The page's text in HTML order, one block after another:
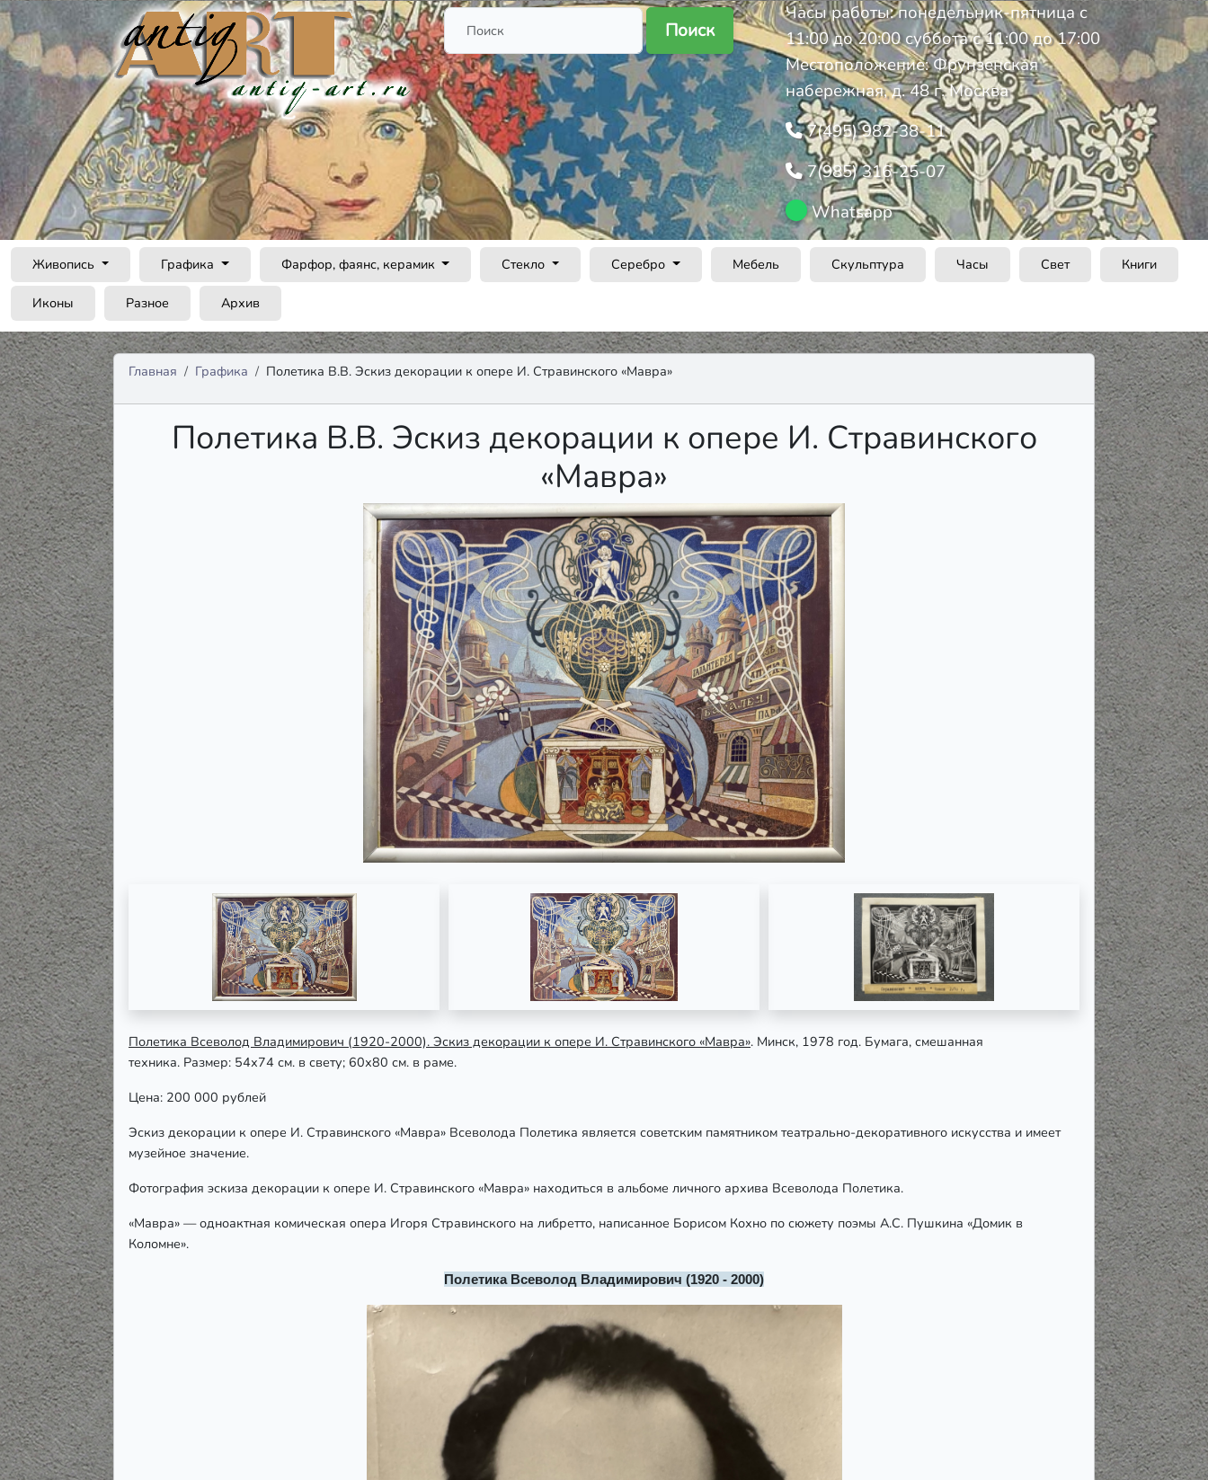
Поиск
Часы работы: понедельник-пятница с
11:00 до 20:00 суббота с 11:00 до 17:00
Местоположение: Фрунзенская
набережная, д. 48 г. Москва
7(495) 982-38-11
7(985) 316-25-07
Whatsapp
Живопись Графика Фарфор, фаянс, керамик Стекло Серебро Мебель Скульптура Часы Свет Книги
Иконы Разное Архив
Главная Графика Полетика В.В. Эскиз декорации к опере И. Стравинского «Мавра»
Полетика В.В. Эскиз декорации к опере И. Стравинского
«Мавра»
Полетика Всеволод Владимирович (1920-2000). Эскиз декорации к опере И. Стравинского «Мавра». Минск, 1978 год. Бумага, смешанная
техника. Размер: 54х74 см. в свету; 60х80 см. в раме.
Цена: 200 000 рублей
Эскиз декорации к опере И. Стравинского «Мавра» Всеволода Полетика является советским памятником театрально-декоративного искусства и имеет
музейное значение.
Фотография эскиза декорации к опере И. Стравинского «Мавра» находиться в альбоме личного архива Всеволода Полетика.
«Мавра» — одноактная комическая опера Игоря Стравинского на либретто, написанное Борисом Кохно по сюжету поэмы А.С. Пушкина «Домик в
Коломне».
Полетика Всеволод Владимирович (1920 - 2000)